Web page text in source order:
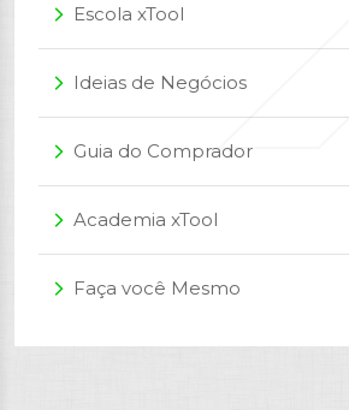
arrow_forward_ios Escola xTool
arrow_forward_ios Ideias de Negócios
arrow_forward_ios Guia do Comprador
arrow_forward_ios Academia xTool
arrow_forward_ios Faça você Mesmo